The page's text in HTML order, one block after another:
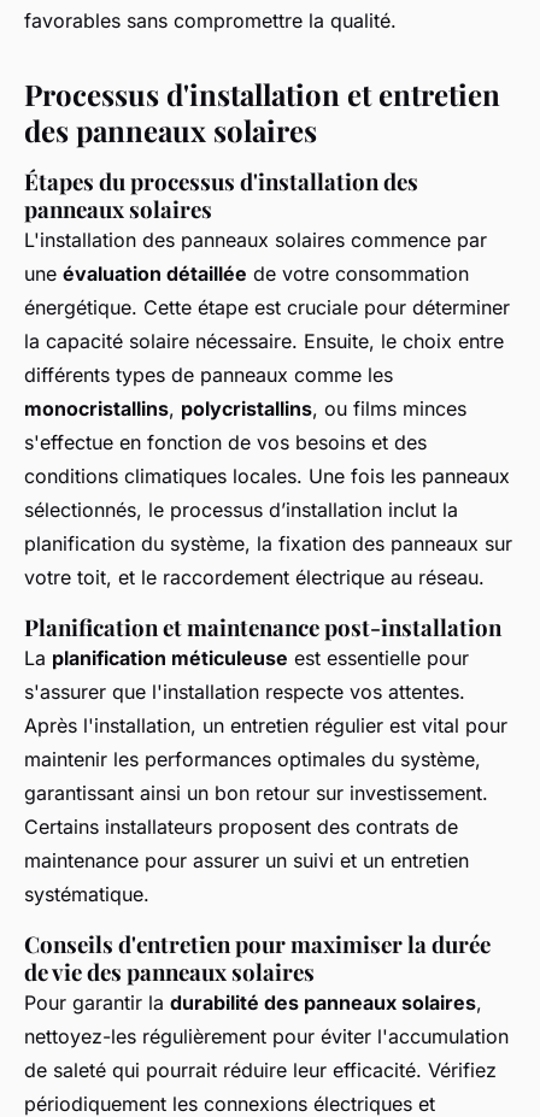
favorables sans compromettre la qualité.
Processus d'installation et entretien
des panneaux solaires
Étapes du processus d'installation des
panneaux solaires
L'installation des panneaux solaires commence par
une évaluation détaillée de votre consommation
énergétique. Cette étape est cruciale pour déterminer
la capacité solaire nécessaire. Ensuite, le choix entre
différents types de panneaux comme les
monocristallins, polycristallins, ou films minces
s'effectue en fonction de vos besoins et des
conditions climatiques locales. Une fois les panneaux
sélectionnés, le processus d’installation inclut la
planification du système, la fixation des panneaux sur
votre toit, et le raccordement électrique au réseau.
Planification et maintenance post-installation
La planification méticuleuse est essentielle pour
s'assurer que l'installation respecte vos attentes.
Après l'installation, un entretien régulier est vital pour
maintenir les performances optimales du système,
garantissant ainsi un bon retour sur investissement.
Certains installateurs proposent des contrats de
maintenance pour assurer un suivi et un entretien
systématique.
Conseils d'entretien pour maximiser la durée
de vie des panneaux solaires
Pour garantir la durabilité des panneaux solaires,
nettoyez-les régulièrement pour éviter l'accumulation
de saleté qui pourrait réduire leur efficacité. Vérifiez
périodiquement les connexions électriques et